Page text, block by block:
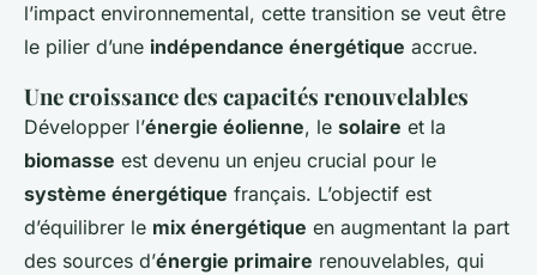
l’impact environnemental, cette transition se veut être
le pilier d’une indépendance énergétique accrue.
Une croissance des capacités renouvelables
Développer l’énergie éolienne, le solaire et la
biomasse est devenu un enjeu crucial pour le
système énergétique français. L’objectif est
d’équilibrer le mix énergétique en augmentant la part
des sources d’énergie primaire renouvelables, qui